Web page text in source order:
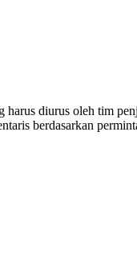
harus diurus oleh tim
berdasarkan